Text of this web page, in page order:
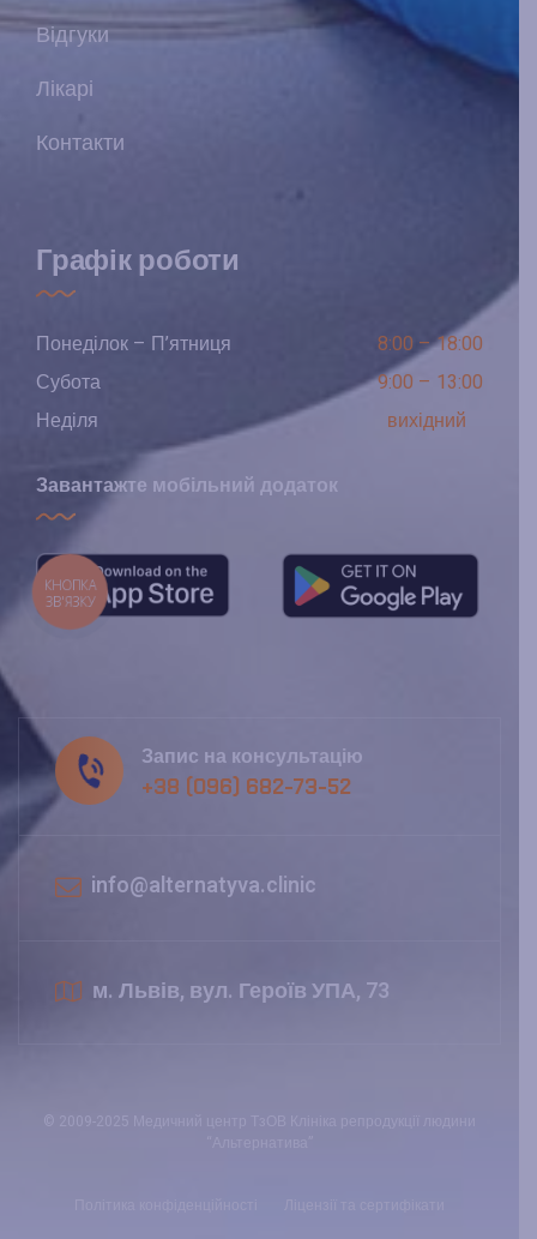
Відгуки
Лікарі
Контакти
Графік роботи
Понеділок – П’ятниця
8:00 – 18:00
Субота
9:00 – 13:00
Неділя
вихідний
Завантажте мобільний додаток
Запис на консультацію
+38 (096) 682-73-52
info@alternatyva.clinic
м. Львів, вул. Героїв УПА, 73
© 2009-2025 Медичний центр ТзОВ Клініка репродукції людини
КНОПКА
ЗВ'ЯЗКУ